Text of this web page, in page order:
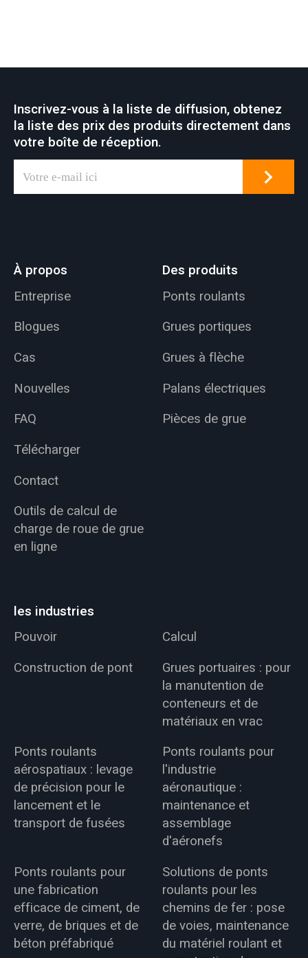
Inscrivez-vous à la liste de diffusion, obtenez
la liste des prix des produits directement dans
votre boîte de réception.
À propos
Entreprise
Blogues
Cas
Nouvelles
FAQ
Télécharger
Contact
Outils de calcul de
charge de roue de grue
en ligne
Des produits
Ponts roulants
Grues portiques
Grues à flèche
Palans électriques
Pièces de grue
les industries
Pouvoir
Calcul
Construction de pont
Grues portuaires : pour
la manutention de
conteneurs et de
matériaux en vrac
Ponts roulants
aérospatiaux : levage
de précision pour le
lancement et le
transport de fusées
Ponts roulants pour
l'industrie
aéronautique :
maintenance et
assemblage
d'aéronefs
Ponts roulants pour
une fabrication
efficace de ciment, de
verre, de briques et de
béton préfabriqué
Solutions de ponts
roulants pour les
chemins de fer : pose
de voies, maintenance
du matériel roulant et